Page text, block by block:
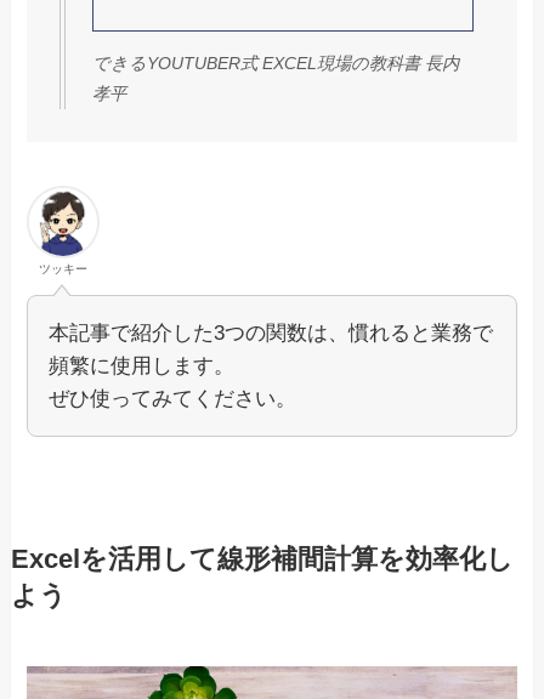
できるYOUTUBER式 EXCEL現場の教科書 長内
孝平
ツッキー
本記事で紹介した3つの関数は、慣れると業務で
頻繁に使用します。
ぜひ使ってみてください。
Excelを活用して線形補間計算を効率化し
よう